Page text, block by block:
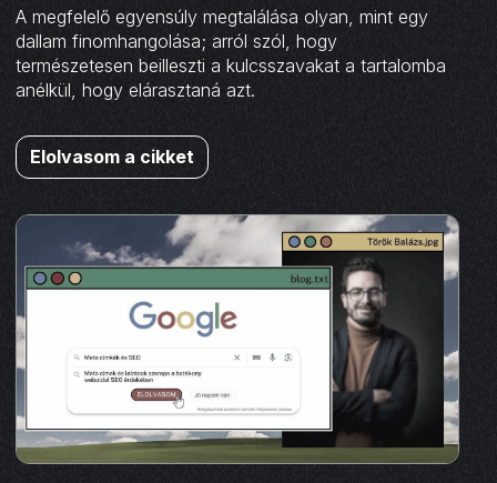
A megfelelő egyensúly megtalálása olyan, mint egy
dallam finomhangolása; arról szól, hogy
természetesen beilleszti a kulcsszavakat a tartalomba
anélkül, hogy elárasztaná azt.
Elolvasom a cikket